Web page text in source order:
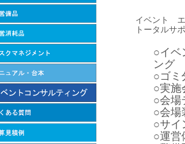
イベント エ
トータルサ
○イベ
ング
○ゴミ
○実施
○会場
○会場
○サイ
○運営